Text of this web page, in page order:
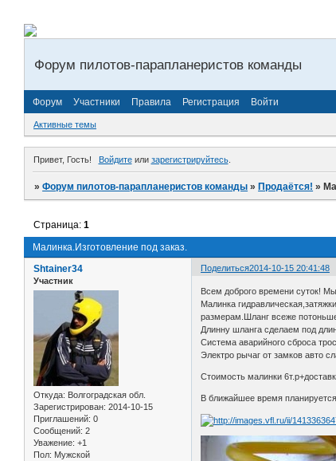
Форум пилотов-парапланеристов команды
Форум Участники Правила Регистрация Войти
Активные темы
Привет, Гость! Войдитеили зарегистрируйтесь.
»Форум пилотов-парапланеристов команды »Продаётся! »
Малинка.Изготовление под заказ.
Страница:1
Поделиться2014-10-15 20:41:48
Shtainer34
Участник
Откуда: Волгоградская обл.
Зарегистрирован: 2014-10-15
Приглашений: 0
Сообщений: 2
Уважение: +1
Пол: Мужской
Всем доброго времени суток!
Малинка
размерам.Шланг всеже
Длинну шланга сделаем под
Система аварийного сброса
Электро рычаг от замков авто
Стоимость малинки
В ближайшее время